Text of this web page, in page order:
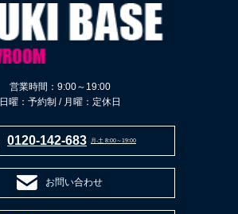
営業時間：9:00～19:00
日曜：予約制 / 月曜：定休日
0120-142-683 月-土 8:00～19:00
お問い合わせ